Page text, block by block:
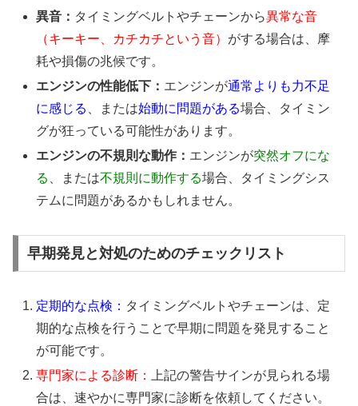
異音： タイミングベルトやチェーンから異常な音
（キーキー、カチカチという音） がする場合は、摩
耗や損傷の兆候です。
エンジンの性能低下： エンジンが通常よりも力不足
に感じる
、または始動に問題がある場合、タイミン
グが狂っている可能性があります。
エンジンの不規則な動作： エンジンが突然オフにな
る
、または不規則に動作する場合、タイミングシス
テムに問題があるかもしれません。
早期発見と対処のためのチェックリスト
定期的な点検： タイミングベルトやチェーンは、定
期的な点検を行うことで早期に問題を発見すること
が可能です。
専門家による診断：
上記の警告サインが見られる場
合は、速やかに専門家に診断を依頼してください。